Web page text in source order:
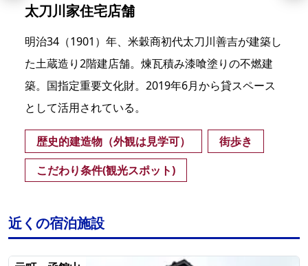
太刀川家住宅店舗
明治34（1901）年、米穀商初代太刀川善吉が建築し
た土蔵造り2階建店舗。煉瓦積み漆喰塗りの不燃建
築。国指定重要文化財。2019年6月から貸スペース
として活用されている。
歴史的建造物（外観は見学可）
街歩き
こだわり条件(観光スポット)
近くの宿泊施設